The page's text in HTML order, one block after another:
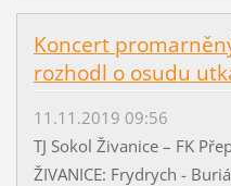
Koncert
rozhodl o osudu
11.11.2019 09:56
TJ Sokol Živanice – FK
ŽIVANICE: Frydrych -